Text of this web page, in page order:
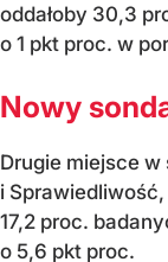
oddałoby 30,3
o 1 pkt proc. w
Nowy
Drugie miejsce
i
17,2 proc.
o 5,6 pkt proc.